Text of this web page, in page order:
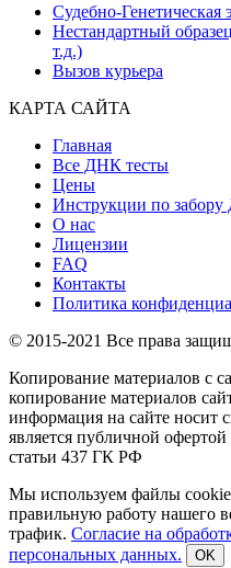
Судебно-Генетическая
Нестандартный
т.д.)
Вызов курьера
КАРТА САЙТА
Главная
Все ДНК тесты
Цены
Инструкции по
О нас
Лицензии
FAQ
Контакты
Политика
© 2015-2021 Все права
Копирование материалов с
копирование материалов
информация на сайте носит
является публичной
статьи 437 ГК РФ
Мы используем файлы
правильную работу нашего
трафик. Согласие на
персональных данных.
OK